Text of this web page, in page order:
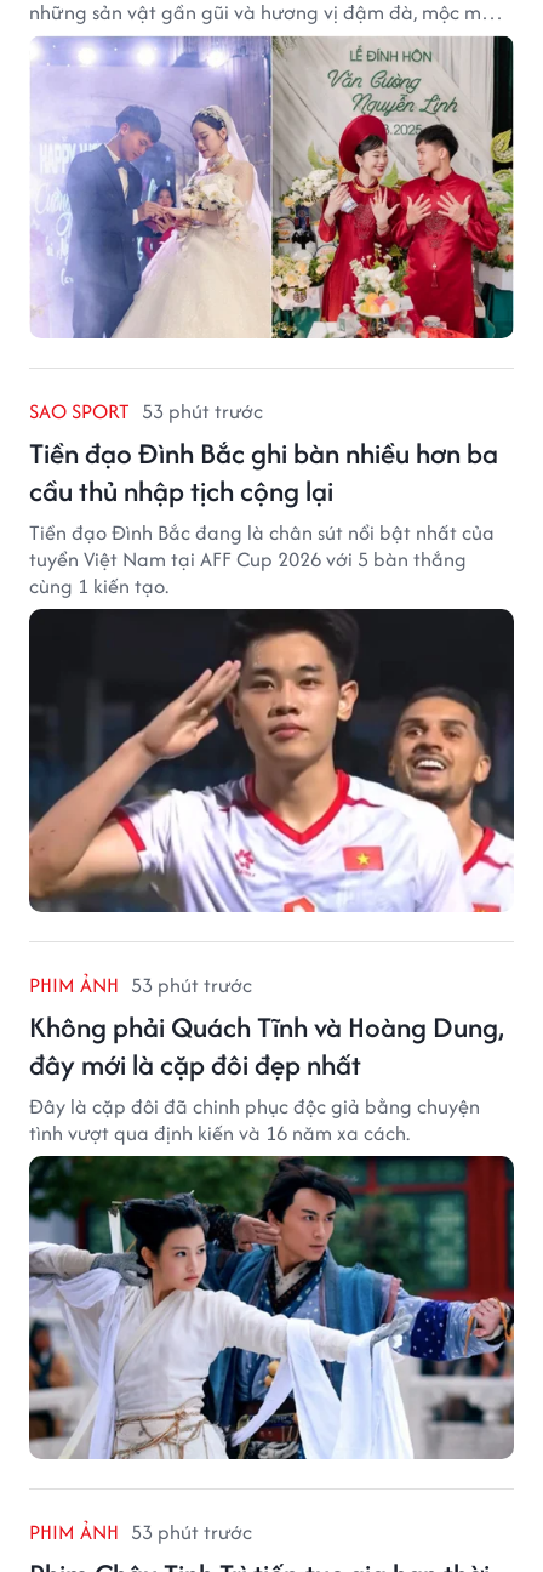
những sản vật gần gũi và hương vị đậm đà, mộc mạc
của núi rừng.
SAO SPORT 53 phút trước
Tiền đạo Đình Bắc ghi bàn nhiều hơn ba
cầu thủ nhập tịch cộng lại
Tiền đạo Đình Bắc đang là chân sút nổi bật nhất của
tuyển Việt Nam tại AFF Cup 2026 với 5 bàn thắng
cùng 1 kiến tạo.
PHIM ẢNH 53 phút trước
Không phải Quách Tĩnh và Hoàng Dung,
đây mới là cặp đôi đẹp nhất
Đây là cặp đôi đã chinh phục độc giả bằng chuyện
tình vượt qua định kiến và 16 năm xa cách.
PHIM ẢNH 53 phút trước